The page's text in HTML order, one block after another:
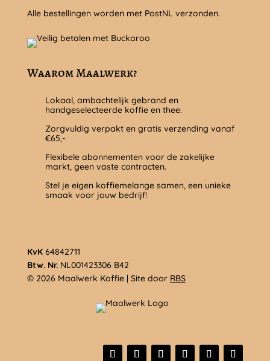
Alle bestellingen worden met PostNL verzonden.
Waarom Maalwerk?
Lokaal, ambachtelijk gebrand en
handgeselecteerde koffie en thee.
Zorgvuldig verpakt en gratis verzending vanaf
€65,-
Flexibele abonnementen voor de zakelijke
markt, geen vaste contracten.
Stel je eigen koffiemelange samen, een unieke
smaak voor jouw bedrijf!
KvK64842711
Btw. Nr.NL001423306 B42
© 2026 Maalwerk Koffie | Site door RBS